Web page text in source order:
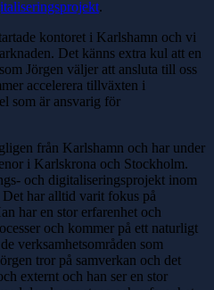
.
kontoret i Karlshamn och vi
Det känns extra kul att en
Jörgen väljer att ansluta till oss
accelerera tillväxten i
som är ansvarig för
från Karlshamn och har under
i Karlskrona och Stockholm.
och digitaliseringsprojekt inom
har alltid varit fokus på
har en stor erfarenhet och
och kommer på ett naturligt
verksamhetsområden som
tror på samverkan och det
externt och han ser en stor